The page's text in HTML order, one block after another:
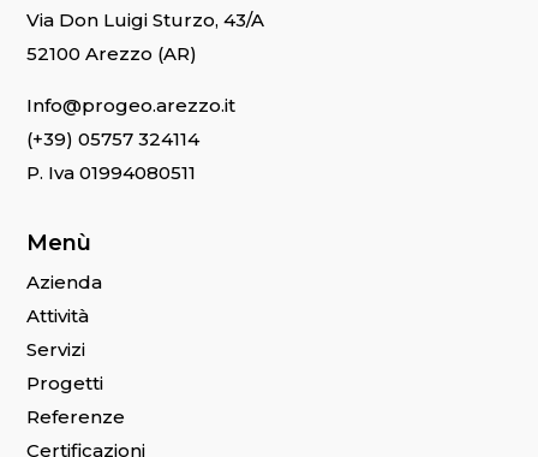
Via Don Luigi Sturzo, 43/A
52100 Arezzo (AR)
Info@progeo.arezzo.it
(+39) 05757 324114
P. Iva 01994080511
Menù
Azienda
Attività
Servizi
Progetti
Referenze
Certificazioni